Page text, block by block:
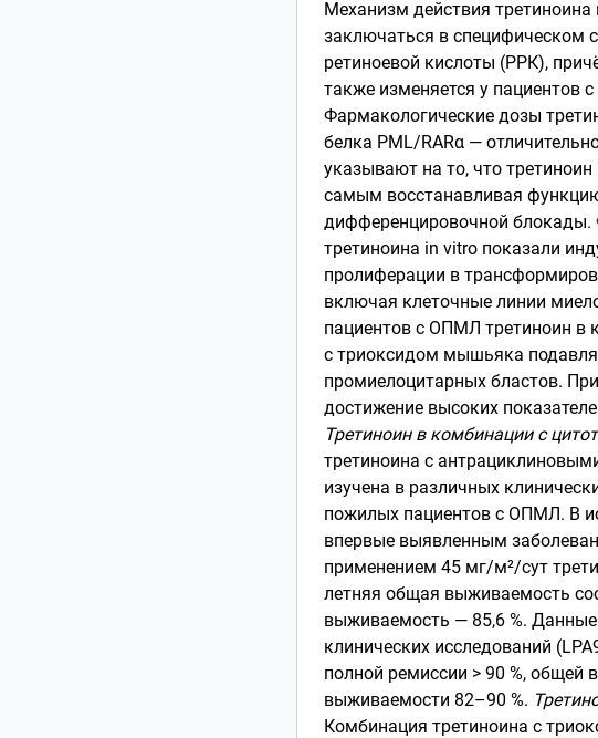
Механизм действия
заключаться в специфическом
ретиноевой кислоты (РРК),
также изменяется у пациентов
Фармакологические дозы
белка PML/RARα —
указывают на то, что
самым восстанавливая
дифференцировочной блокады.
третиноина in vitro показали
пролиферации в
включая клеточные линии
пациентов с ОПМЛ третиноин в
с триоксидом мышьяка
промиелоцитарных бластов.
достижение высоких
Третиноин в комбинации с
третиноина с
изучена в различных
пожилых пациентов с ОПМЛ. В
впервые выявленным
применением 45 мг/м²/сут
летняя общая выживаемость
выживаемость — 85,6 %.
клинических исследований
полной ремиссии > 90 %, общей
выживаемости 82–90 %.
Комбинация третиноина с